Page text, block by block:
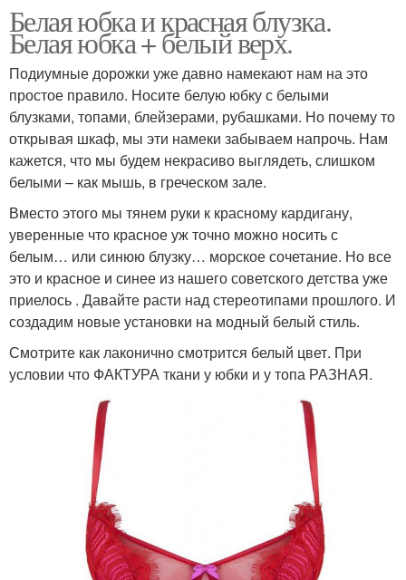
Белая юбка и красная блузка.
Белая юбка + белый верх.
Подиумные дорожки уже давно намекают нам на это
простое правило. Носите белую юбку с белыми
блузками, топами, блейзерами, рубашками. Но почему то
открывая шкаф, мы эти намеки забываем напрочь. Нам
кажется, что мы будем некрасиво выглядеть, слишком
белыми – как мышь, в греческом зале.
Вместо этого мы тянем руки к красному кардигану,
уверенные что красное уж точно можно носить с
белым… или синюю блузку… морское сочетание. Но все
это и красное и синее из нашего советского детства уже
приелось . Давайте расти над стереотипами прошлого. И
создадим новые установки на модный белый стиль.
Смотрите как лаконично смотрится белый цвет. При
условии что ФАКТУРА ткани у юбки и у топа РАЗНАЯ.